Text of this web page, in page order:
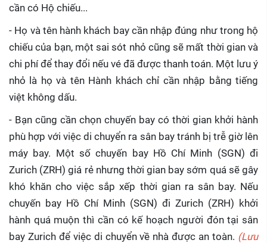
cần có Hộ chiếu...
- Họ và tên hành khách bay cần nhập đúng như trong hộ
chiếu của bạn, một sai sót nhỏ cũng sẽ mất thời gian và
chi phí để thay đổi nếu vé đã được thanh toán. Một lưu ý
nhỏ là họ và tên Hành khách chỉ cần nhập bằng tiếng
việt không dấu.
- Bạn cũng cần chọn chuyến bay có thời gian khởi hành
phù hợp với việc di chuyển ra sân bay tránh bị trễ giờ lên
máy bay. Một số chuyến bay Hồ Chí Minh (SGN) đi
Zurich (ZRH) giá rẻ nhưng thời gian bay sớm quá sẽ gây
khó khăn cho việc sắp xếp thời gian ra sân bay. Nếu
chuyến bay Hồ Chí Minh (SGN) đi Zurich (ZRH) khởi
hành quá muộn thì cần có kế hoạch người đón tại sân
bay Zurich để việc di chuyển về nhà được an toàn. (Lưu